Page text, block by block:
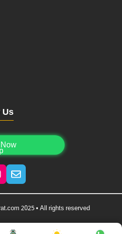
Us
2025 • All rights reserved